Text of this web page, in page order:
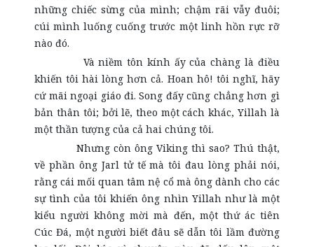
những chiếc sừng của mình; chậm rãi vẫy đuôi;
cúi mình luống cuống trước một linh hồn rực rỡ
nào đó.
Và niềm tôn kính ấy của chàng là điều
khiến tôi hài lòng hơn cả. Hoan hô! tôi nghĩ, hãy
cứ mãi ngoại giáo đi. Song đấy cũng chẳng hơn gì
bản thân tôi; bởi lẽ, theo một cách khác, Yillah là
một thần tượng của cả hai chúng tôi.
Nhưng còn ông Viking thì sao? Thú thật,
về phần ông Jarl tử tế mà tôi đau lòng phải nói,
rằng cái mối quan tâm nệ cổ mà ông dành cho các
sự tình của tôi khiến ông nhìn Yillah như là một
kiểu người không mời mà đến, một thứ ác tiên
Cúc Đá, một người biết đâu sẽ dẫn tôi lầm đường